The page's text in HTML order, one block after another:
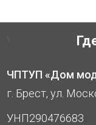
ЧПТУП «Дом
г. Брест, ул.
УНП290476683